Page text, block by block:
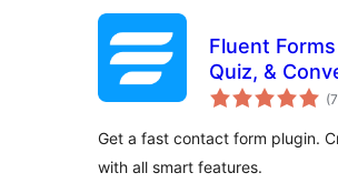
Fluent
Quiz, &
Get a fast contact form plugin.
with all smart features.